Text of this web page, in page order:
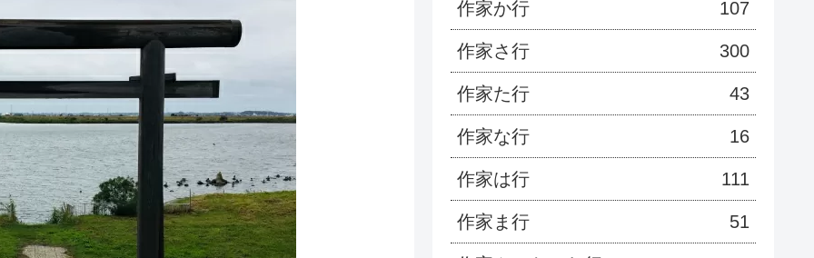
作家か行 107
作家さ行 300
作家た行 43
作家な行 16
作家は行 111
作家ま行 51